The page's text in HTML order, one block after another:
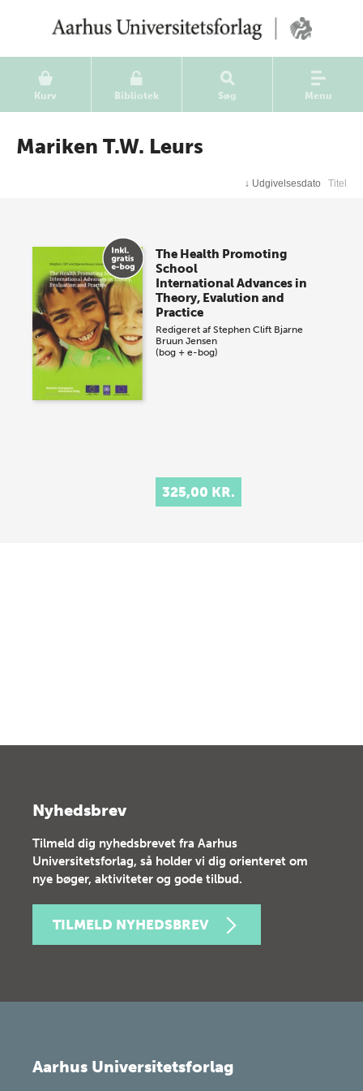
Kurv Bibliotek Søg Menu
Mariken T.W. Leurs
↓ Udgivelsesdato Titel
The Health Promoting
School
International Advances in
Theory, Evalution and
Practice
Redigeret afStephen Clift Bjarne
Bruun Jensen
(bog + e-bog)
325,00 KR.
Nyhedsbrev
Tilmeld dig nyhedsbrevet fra Aarhus
Universitetsforlag, så holder vi dig orienteret om
nye bøger, aktiviteter og gode tilbud.
TILMELD NYHEDSBREV
Aarhus Universitetsforlag